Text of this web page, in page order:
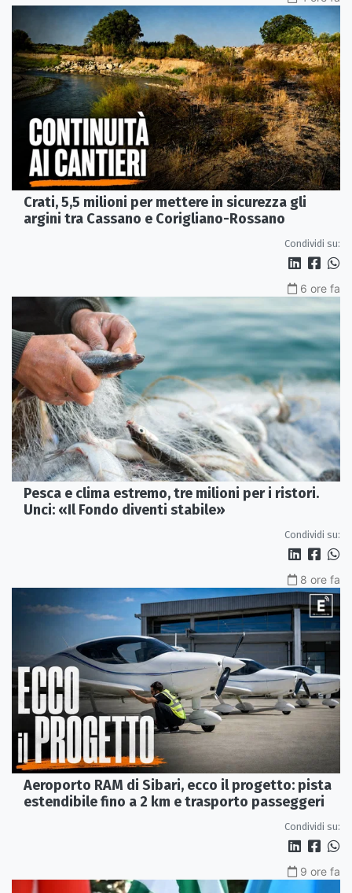
Crati, 5,5 milioni per mettere in sicurezza gli
argini tra Cassano e Corigliano-Rossano
Condividi su:
6 ore fa
Pesca e clima estremo, tre milioni per i ristori.
Unci: «Il Fondo diventi stabile»
Condividi su:
8 ore fa
Aeroporto RAM di Sibari, ecco il progetto: pista
estendibile fino a 2 km e trasporto passeggeri
Condividi su:
9 ore fa